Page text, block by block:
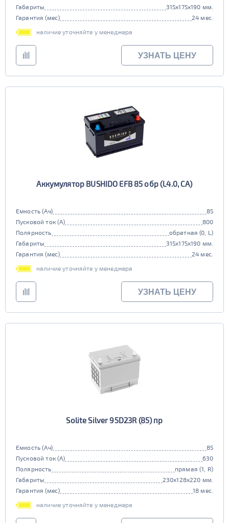
Габариты
315x175x190 мм.
Гарантия (мес)
24 мес.
наличие уточняйте у менеджера
УЗНАТЬ ЦЕНУ
Аккумулятор BUSHIDO EFB 85 обр (L4.0, CA)
Емкость (Ач)
85
Пусковой ток (А)
800
Полярность
обратная (0, L)
Габариты
315x175x190 мм.
Гарантия (мес)
24 мес.
наличие уточняйте у менеджера
УЗНАТЬ ЦЕНУ
Solite Silver 95D23R (85) пр
Емкость (Ач)
85
Пусковой ток (А)
630
Полярность
прямая (1, R)
Габариты
230x128x220 мм.
Гарантия (мес)
18 мес.
наличие уточняйте у менеджера